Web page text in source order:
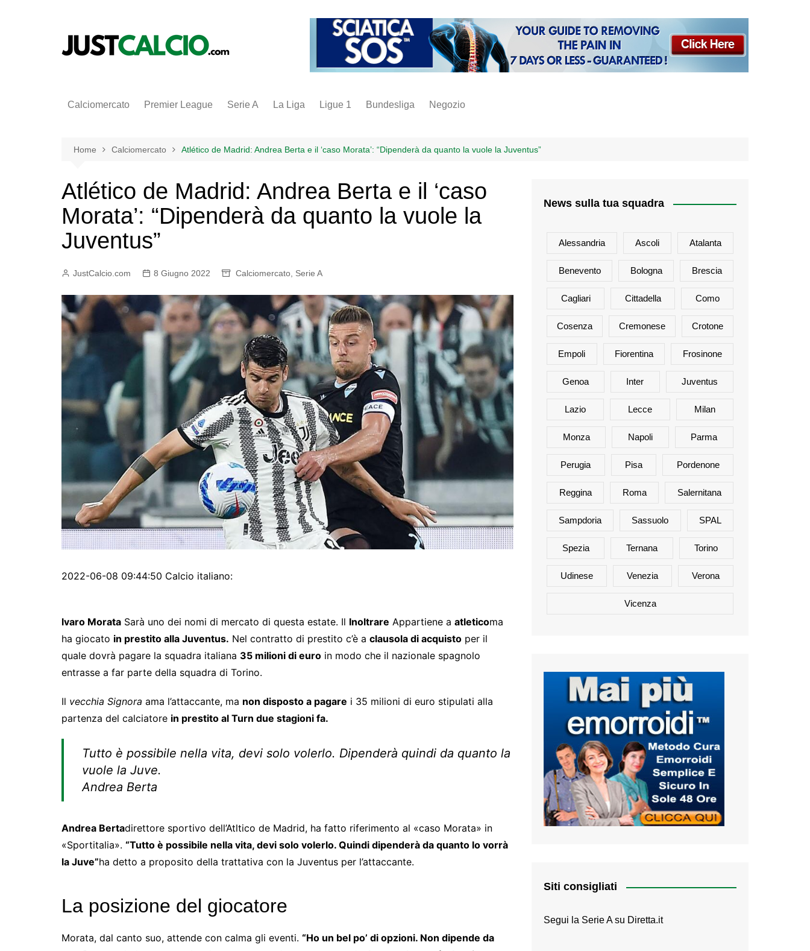
Calciomercato Premier League Serie A La Liga Ligue 1 Bundesliga Negozio
inter
napoli
vintage
Home Calciomercato Atlético de Madrid: Andrea Berta e il ‘caso Morata’: “Dipenderà da quanto la vuole la Juventus”
Atlético de Madrid: Andrea Berta e il ‘caso
Morata’: “Dipenderà da quanto la vuole la
Juventus”
JustCalcio.com 8 Giugno 2022 Calciomercato Serie A
2022-06-08 09:44:50 Calcio italiano:
lvaro Morata Sarà uno dei nomi di mercato di questa estate. Il Inoltrare Appartiene a atleticoma
ha giocato in prestito alla Juventus. Nel contratto di prestito c’è a clausola di acquisto per il
quale dovrà pagare la squadra italiana 35 milioni di euro in modo che il nazionale spagnolo
entrasse a far parte della squadra di Torino.
Il vecchia Signora ama l’attaccante, ma non disposto a pagare i 35 milioni di euro stipulati alla
partenza del calciatore in prestito al Turn due stagioni fa.
Tutto è possibile nella vita, devi solo volerlo. Dipenderà quindi da quanto la
vuole la Juve.
Andrea Berta
Andrea Bertadirettore sportivo dell’Atltico de Madrid, ha fatto riferimento al «caso Morata» in
«Sportitalia». “Tutto è possibile nella vita, devi solo volerlo. Quindi dipenderà da quanto lo vorrà
la Juve”ha detto a proposito della trattativa con la Juventus per l’attaccante.
La posizione del giocatore
Morata, dal canto suo, attende con calma gli eventi. “Ho un bel po’ di opzioni. Non dipende da
News sulla tua squadra
Alessandria Ascoli Atalanta
Benevento Bologna Brescia
Cagliari Cittadella Como
Cosenza Cremonese Crotone
Empoli Fiorentina Frosinone
Genoa Inter Juventus
Lazio Lecce Milan
Monza Napoli Parma
Perugia Pisa Pordenone
Reggina Roma Salernitana
Sampdoria Sassuolo SPAL
Spezia Ternana Torino
Udinese Venezia Verona
Vicenza
Siti consigliati
Segui la Serie A su Diretta.it